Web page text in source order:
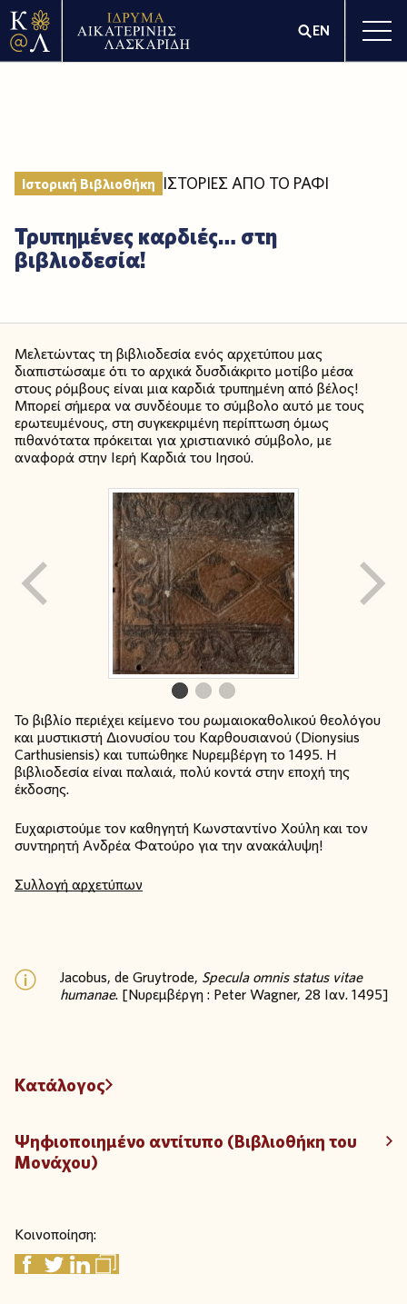
EN
Ιστορική Βιβλιοθήκη ΙΣΤΟΡΙΕΣ ΑΠΟ ΤΟ ΡΑΦΙ
Τρυπημένες καρδιές… στη
βιβλιοδεσία!
Μελετώντας τη βιβλιοδεσία ενός αρχετύπου μας
διαπιστώσαμε ότι το αρχικά δυσδιάκριτο μοτίβο μέσα
στους ρόμβους είναι μια καρδιά τρυπημένη από βέλος!
Μπορεί σήμερα να συνδέουμε το σύμβολο αυτό με τους
ερωτευμένους, στη συγκεκριμένη περίπτωση όμως
πιθανότατα πρόκειται για χριστιανικό σύμβολο, με
αναφορά στην Ιερή Καρδιά του Ιησού.
Το βιβλίο περιέχει κείμενο του ρωμαιοκαθολικού θεολόγου
και μυστικιστή Διονυσίου του Καρθουσιανού (Dionysius
Carthusiensis) και τυπώθηκε Νυρεμβέργη το 1495. Η
βιβλιοδεσία είναι παλαιά, πολύ κοντά στην εποχή της
έκδοσης.
Ευχαριστούμε τον καθηγητή Κωνσταντίνο Χούλη και τον
συντηρητή Ανδρέα Φατούρο για την ανακάλυψη!
Συλλογή αρχετύπων
Jacobus, de Gruytrode, Specula omnis status vitae
humanae. [Νυρεμβέργη : Peter Wagner, 28 Ιαν. 1495]
Κατάλογος
Ψηφιοποιημένο αντίτυπο (Βιβλιοθήκη του
Μονάχου)
Κοινοποίηση: